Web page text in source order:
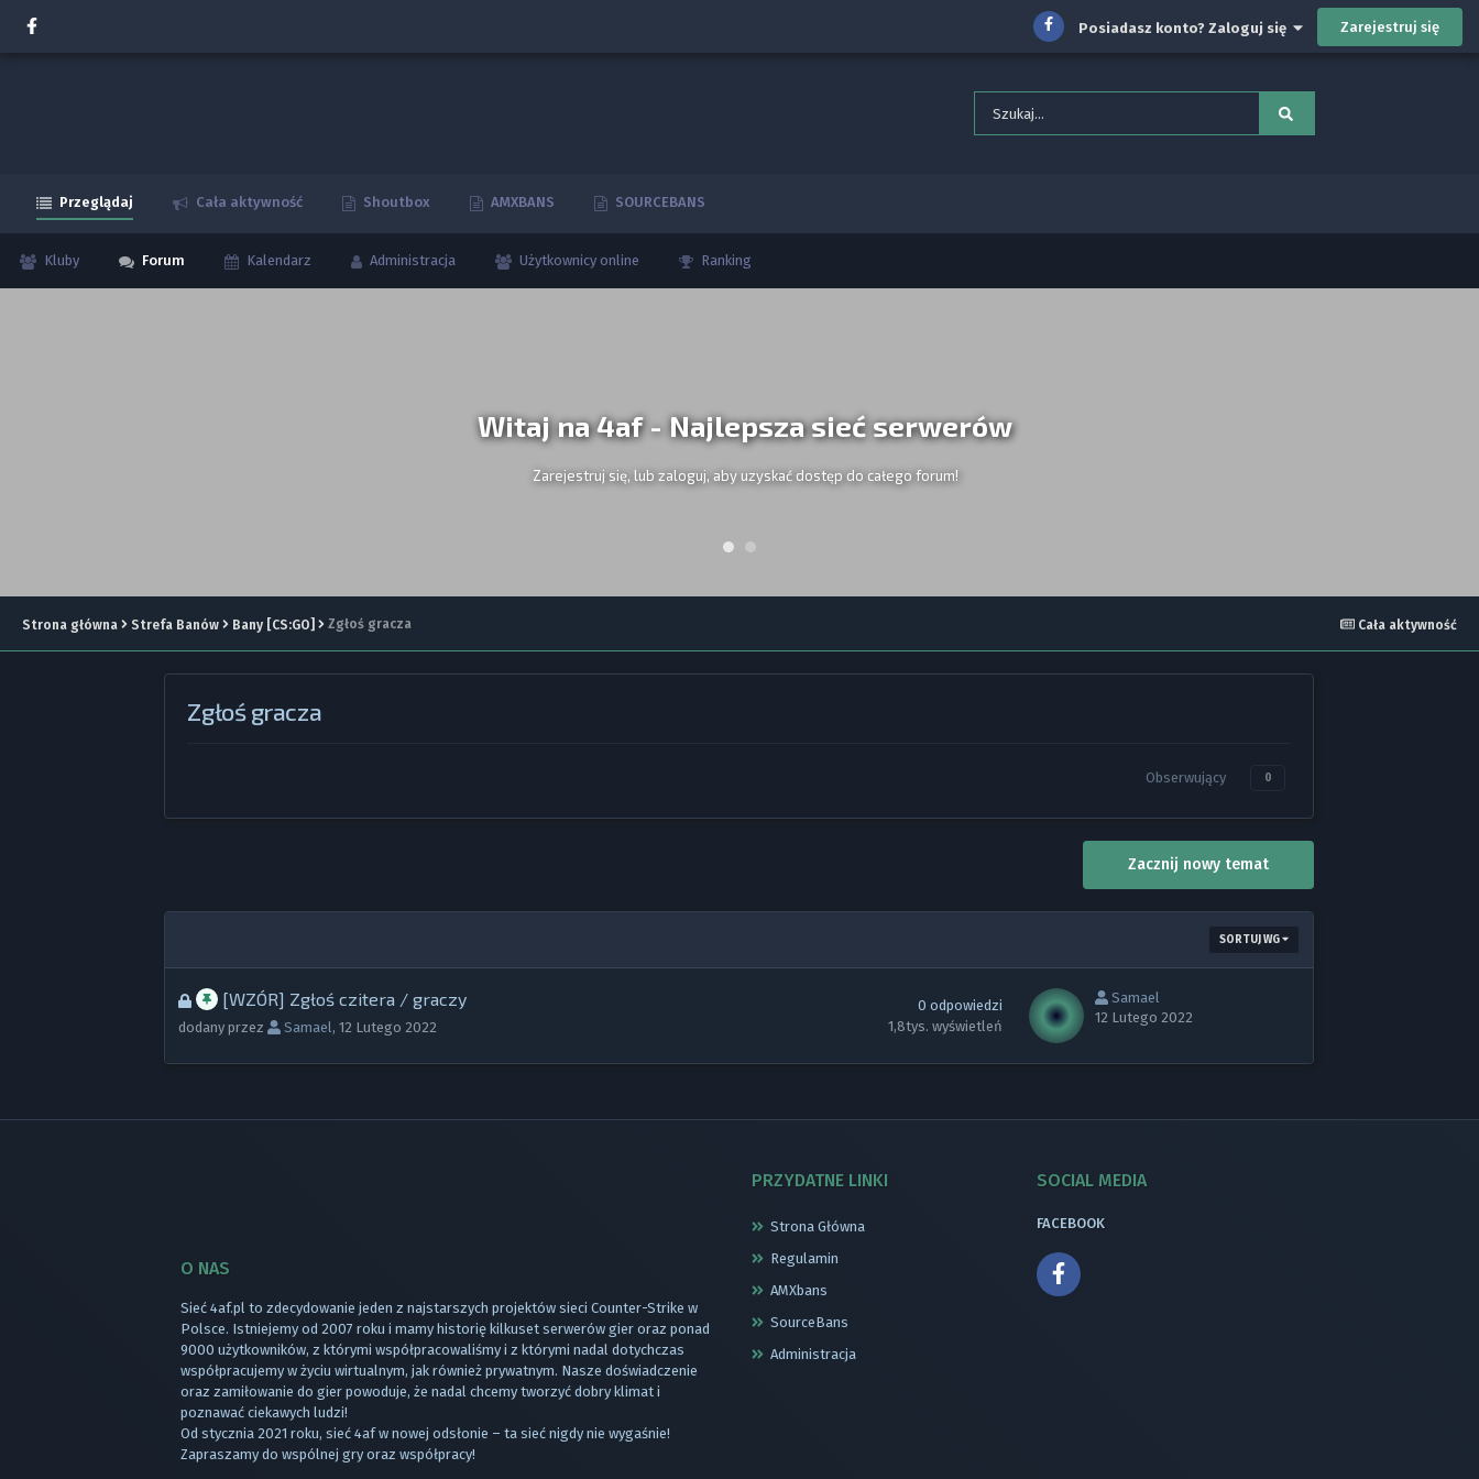
Posiadasz konto? Zaloguj się Zarejestruj się
Przeglądaj
Kluby Forum Kalendarz Administracja Użytkownicy online Ranking
Cała aktywność Shoutbox AMXBANS SOURCEBANS
Witaj na 4af - Najlepsza sieć serwerów
Zarejestruj się, lub zaloguj, aby uzyskać dostęp do całego forum!
Cała aktywność
Strona główna Strefa Banów Bany [CS:GO] Zgłoś gracza
Zgłoś gracza
Obserwujący 0
Zacznij nowy temat
SORTUJ WG
[WZÓR] Zgłoś czitera / graczy
dodany przez Samael, 12 Lutego 2022
0 odpowiedzi
1,8tys. wyświetleń
Samael
12 Lutego 2022
O NAS
Sieć 4af.pl to zdecydowanie jeden z najstarszych projektów sieci Counter-Strike w
Polsce. Istniejemy od 2007 roku i mamy historię kilkuset serwerów gier oraz ponad
9000 użytkowników, z którymi współpracowaliśmy i z którymi nadal dotychczas
współpracujemy w życiu wirtualnym, jak również prywatnym. Nasze doświadczenie
oraz zamiłowanie do gier powoduje, że nadal chcemy tworzyć dobry klimat i
poznawać ciekawych ludzi!
Od stycznia 2021 roku, sieć 4af w nowej odsłonie – ta sieć nigdy nie wygaśnie!
Zapraszamy do wspólnej gry oraz współpracy!
PRZYDATNE LINKI
Strona Główna
Regulamin
AMXbans
SourceBans
Administracja
SOCIAL MEDIA
FACEBOOK